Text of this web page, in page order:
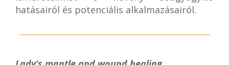
hatásairól és potenciális alkalmazásairól.